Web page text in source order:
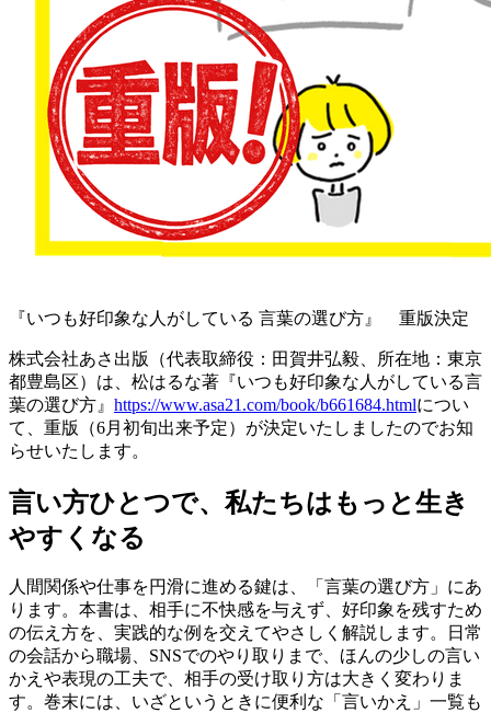
『いつも好印象な人がしている 言葉の選び方』 重版決定
株式会社あさ出版（代表取締役：田賀井弘毅、所在地：東京
都豊島区）は、松はるな著『いつも好印象な人がしている言
葉の選び方』 https://www.asa21.com/book/b661684.htmlについ
て、重版（6月初旬出来予定）が決定いたしましたのでお知
らせいたします。
言い方ひとつで、私たちはもっと生き
やすくなる
人間関係や仕事を円滑に進める鍵は、「言葉の選び方」にあ
ります。本書は、相手に不快感を与えず、好印象を残すため
の伝え方を、実践的な例を交えてやさしく解説します。日常
の会話から職場、SNSでのやり取りまで、ほんの少しの言い
かえや表現の工夫で、相手の受け取り方は大きく変わりま
す。巻末には、いざというときに便利な「言いかえ」一覧も